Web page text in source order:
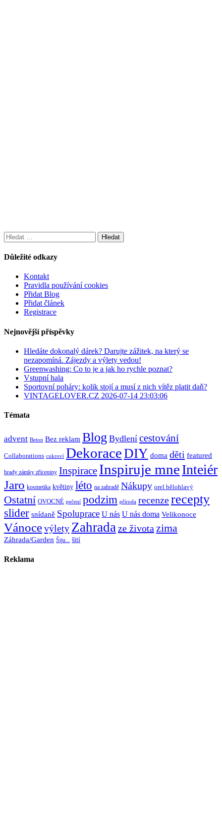
Vyhledávání
Důležité odkazy
Kontakt
Pravidla používání cookies
Přidat Blog
Přidat článek
Registrace
Nejnovější příspěvky
Hledáte dokonalý dárek? Darujte zážitek, na který se
nezapomíná. Zájezdy a výlety vedou!
Greenwashing: Co to je a jak ho rychle poznat?
Vstupní hala
Sportovní poháry: kolik stojí a musí z nich vítěz platit daň?
VINTAGELOVER.CZ 2026-07-14 23:03:06
Témata
advent Beton Bez reklam Blog Bydlení cestování
Collaborations cukroví DekoraceDIY doma děti featured
hrady zámky zříceniny Inspirace Inspiruje mneInteiér
Jaro kosmetika květiny léto na zahradě Nákupy orel bělohlavý
Ostatní OVOCNÉ pečení podzim příroda recenzerecepty
slider snídaně Spoluprace U nás U nás doma Velikonoce
Vánocevýlety Zahradaze života zima
Záhrada/Garden Šiju... šití
Reklama